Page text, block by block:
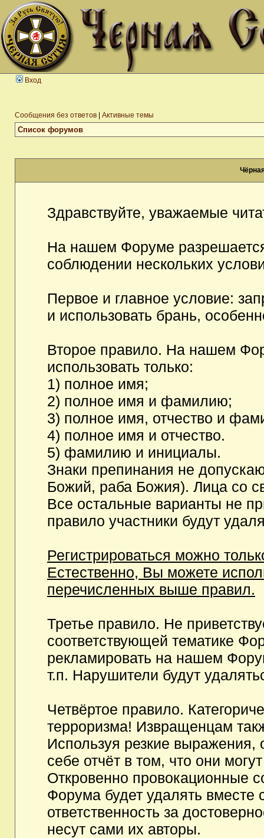
Вход
Сообщения без ответов Активные темы
Список форумов
Здравствуйте, уважаемые
На нашем Форуме
соблюдении нескольких
Первое и главное условие:
и использовать брань,
Второе правило. На нашем
использовать только:
1) полное имя;
2) полное имя и фамилию;
3) полное имя, отчество и
4) полное имя и отчество.
5) фамилию и инициалы.
Знаки препинания не
Божий, раба Божия). Лица со
Все остальные варианты не
правило участники будут
Регистрироваться можно
Естественно, Вы можете
перечисленных выше правил.
Третье правило. Не
соответствующей тематике
рекламировать на нашем
т.п. Нарушители будут
Четвёртое правило.
терроризма! Извращенцам
Используя резкие выражения,
себе отчёт в том, что они
Откровенно провокационные
Форума будет удалять вместе
ответственность за
несут сами их авторы.